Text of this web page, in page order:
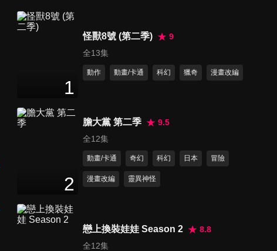
第653集 很早就起床了哦/好癢
的惱人蟲哦/防衛隊的手冊哦
24分鐘
在縫縫裡哦/夏天的回家之路
26分鐘
煩事哦
25分鐘
1
怪獸8號 (第二季)
9
全13集
動作 動畫/卡通 科幻 獵奇 漫畫改編
2
膽大黨 第二季
9.5
全12集
動畫/卡通 奇幻 科幻 日本 冒險
漫畫改編 靈異神怪
戀上換裝娃娃 Season 2
8.8
全12集